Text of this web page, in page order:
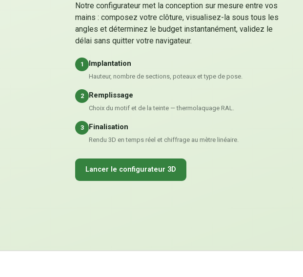
Notre configurateur met la conception sur mesure entre vos
mains : composez votre clôture, visualisez-la sous tous les
angles et déterminez le budget instantanément, validez le
délai sans quitter votre navigateur.
1 Implantation
Hauteur, nombre de sections, poteaux et type de pose.
2 Remplissage
Choix du motif et de la teinte — thermolaquage RAL.
3 Finalisation
Rendu 3D en temps réel et chiffrage au mètre linéaire.
Lancer le configurateur 3D